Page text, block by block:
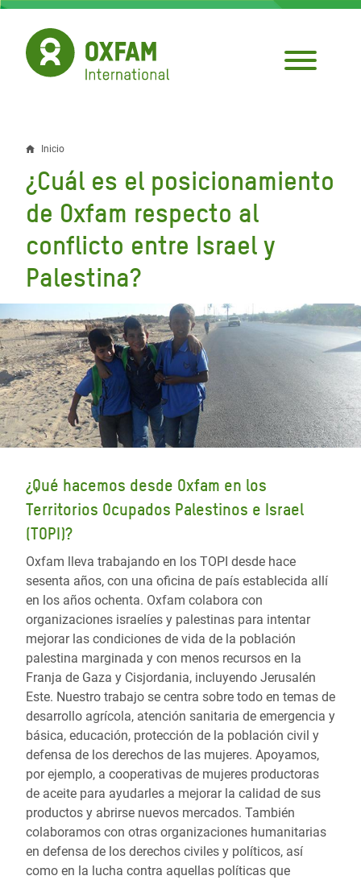
Pasar
contenido
principal
Sobrescribir
enlaces
de
ayuda
a
la
navegación
Inicio
¿Cuál es el posicionamiento
de Oxfam respecto al
conflicto entre Israel y
Palestina?
¿Qué hacemos desde Oxfam en los
Territorios Ocupados Palestinos e Israel
(TOPI)?
Oxfam lleva trabajando en los TOPI desde hace
sesenta años, con una oficina de país establecida allí
en los años ochenta. Oxfam colabora con
organizaciones israelíes y palestinas para intentar
mejorar las condiciones de vida de la población
palestina marginada y con menos recursos en la
Franja de Gaza y Cisjordania, incluyendo Jerusalén
Este. Nuestro trabajo se centra sobre todo en temas de
desarrollo agrícola, atención sanitaria de emergencia y
básica, educación, protección de la población civil y
defensa de los derechos de las mujeres. Apoyamos,
por ejemplo, a cooperativas de mujeres productoras
de aceite para ayudarles a mejorar la calidad de sus
productos y abrirse nuevos mercados. También
colaboramos con otras organizaciones humanitarias
en defensa de los derechos civiles y políticos, así
como en la lucha contra aquellas políticas que